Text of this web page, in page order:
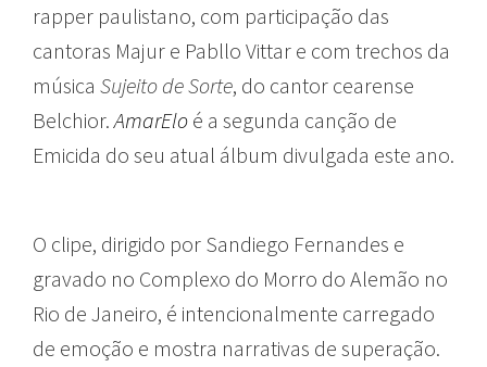
rapper paulistano, com participação das
cantoras Majur e Pabllo Vittar e com trechos da
música Sujeito de Sorte, do cantor cearense
Belchior.AmarElo é a segunda canção de
Emicida do seu atual álbum divulgada este ano.
O clipe, dirigido por Sandiego Fernandes e
gravado no Complexo do Morro do Alemão no
Rio de Janeiro, é intencionalmente carregado
de emoção e mostra narrativas de superação.